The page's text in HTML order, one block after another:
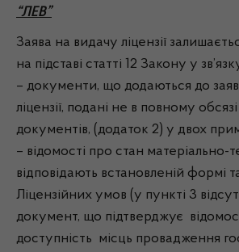
“ЛЕВ”
Заява на видачу ліцензії
на підставі статті 12 Закону у
– документи, що додаються до
ліцензії, подані не в повному
документів, (додаток 2) у двох
– відомості про стан матеріально-
відповідають встановленій формі
Ліцензійних умов (у пункті 3
документ, що підтверджує
доступність місць провадження